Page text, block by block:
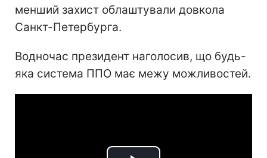
менший захист облаштували довкола
Санкт-Петербурга.
Водночас президент наголосив, що будь-
яка система ППО має межу можливостей.